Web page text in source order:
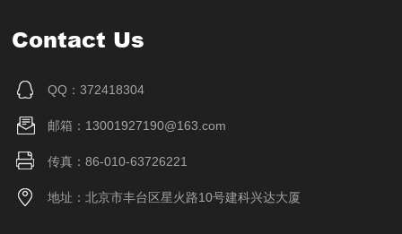
Contact Us
QQ：372418304
邮箱：13001927190@163.com
传真：86-010-63726221
地址：北京市丰台区星火路10号建科兴达大厦